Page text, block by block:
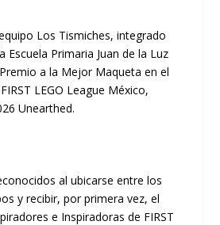
Los Tismiches, integrado
Escuela Primaria Juan de la Luz
a la Mejor Maqueta en el
LEGO League México,
Unearthed.
al ubicarse entre los
y recibir, por primera vez, el
e Inspiradoras de FIRST